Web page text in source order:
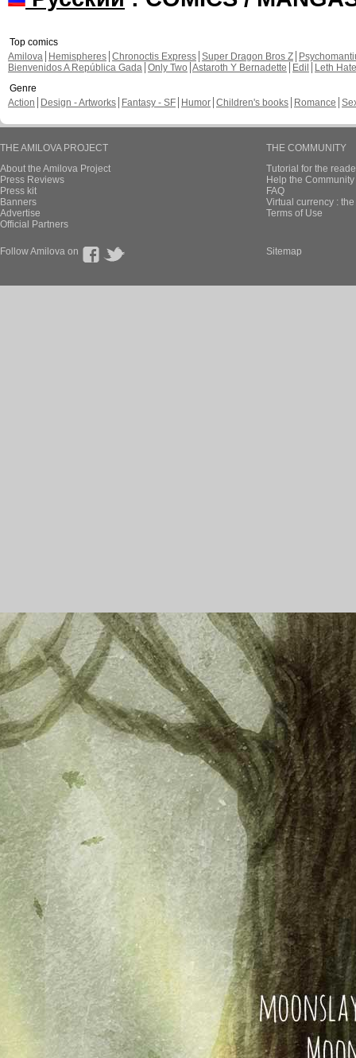
Top comics
Amilova
Hemispheres Chronoctis Express Super Dragon Bros Z
Bienvenidos A República Gada Only Two Astaroth Y Bernadette Edil
Leth Hate
Genre
Action
Design - Artworks Fantasy - SF Humor Children's books Romance
THE AMILOVA PROJECT
About the Amilova Project
Press Reviews
Press kit
Banners
Advertise
Official Partners
THE COMMUNITY
Tutorial for the
Help the
FAQ
Virtual currency :
Terms of Use
Follow Amilova on Sitemap